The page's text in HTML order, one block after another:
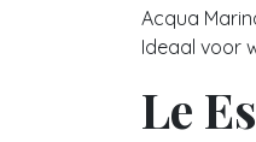
Acqua
Ideaal voor
Le